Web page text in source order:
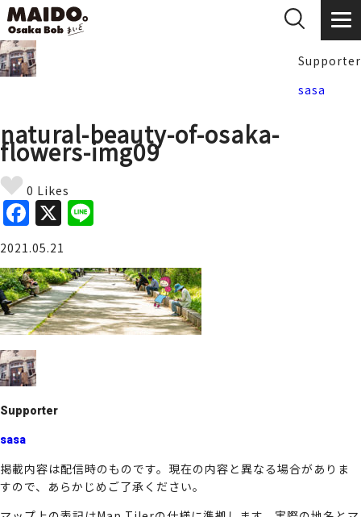
Supporter
sasa
natural-beauty-of-osaka-
flowers-img09
0 Likes
F
a
c
e
b
o
o
k
X
e
2021.05.21
Supporter
sasa
掲載内容は配信時のものです。現在の内容と異なる場合がありま
すので、あらかじめご了承ください。